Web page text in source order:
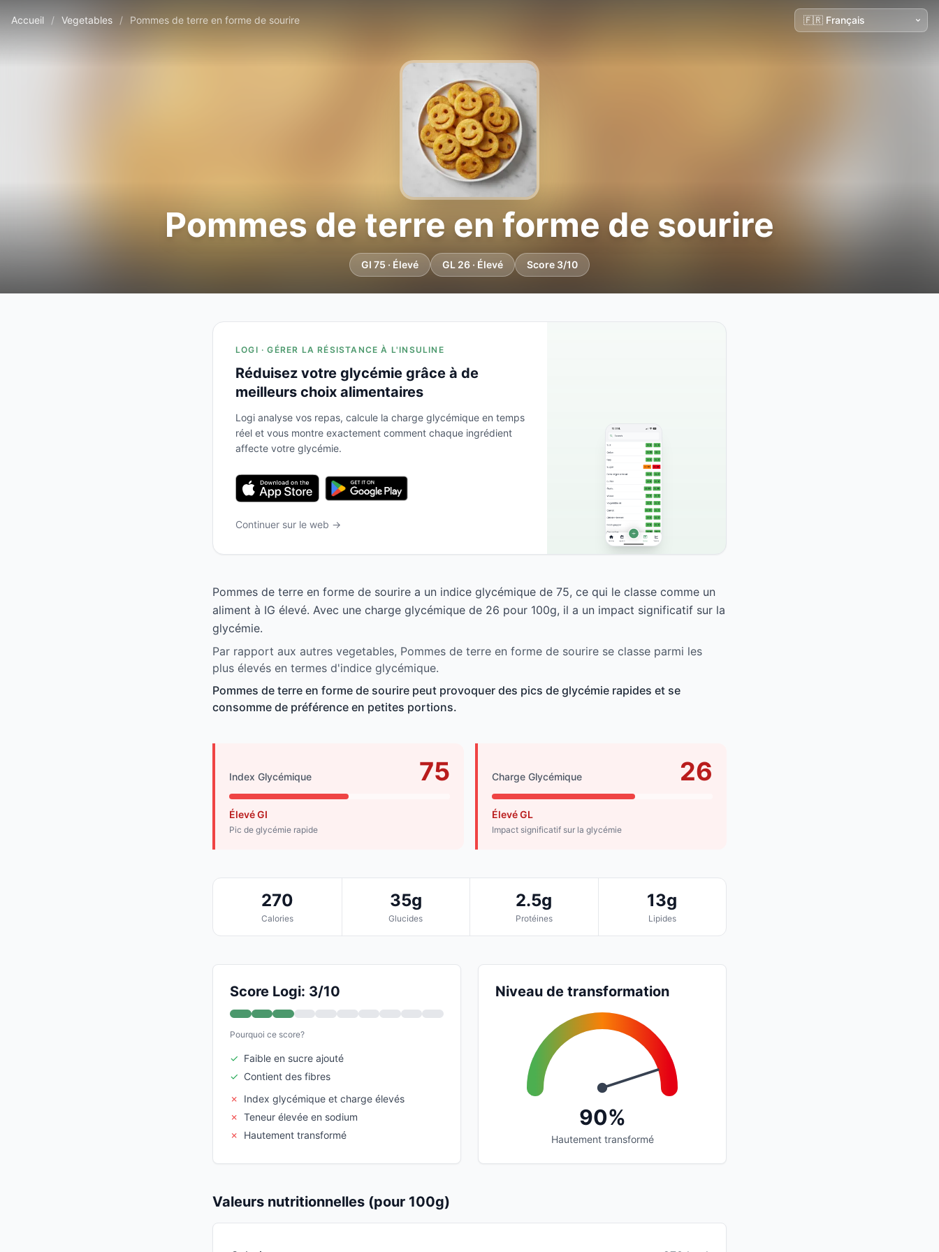
Accueil / Vegetables / Pommes de terre en forme de sourire
Pommes de terre en forme de sourire
GI 75 · Élevé GL 26 · Élevé Score 3/10
LOGI · GÉRER LA RÉSISTANCE À L'INSULINE
Réduisez votre glycémie grâce à de
meilleurs choix alimentaires
Logi analyse vos repas, calcule la charge glycémique en temps
réel et vous montre exactement comment chaque ingrédient
affecte votre glycémie.
Continuer sur le web →
Pommes de terre en forme de sourire a un indice glycémique de 75, ce qui le classe comme un
aliment à IG élevé. Avec une charge glycémique de 26 pour 100g, il a un impact significatif sur la
glycémie.
Par rapport aux autres vegetables, Pommes de terre en forme de sourire se classe parmi les
plus élevés en termes d'indice glycémique.
Pommes de terre en forme de sourire peut provoquer des pics de glycémie rapides et se
consomme de préférence en petites portions.
Index Glycémique 75
Élevé GI
Pic de glycémie rapide
Charge Glycémique 26
Élevé GL
Impact significatif sur la glycémie
270
Calories
35g
Glucides
2.5g
Protéines
13g
Lipides
Score Logi: 3/10
Pourquoi ce score?
✓ Faible en sucre ajouté
✓ Contient des fibres
✗
Index glycémique et charge élevés
✗ Teneur élevée en sodium
✗
Hautement transformé
Niveau de transformation
90%
Hautement transformé
Valeurs nutritionnelles (pour 100g)